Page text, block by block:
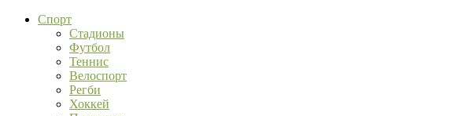
Спорт
Стадионы
Футбол
Теннис
Велоспорт
Регби
Хоккей